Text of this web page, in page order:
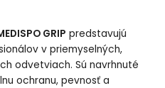
GRIP predstavujú
v priemyselných,
odvetviach. Sú navrhnuté
ochranu, pevnosť a